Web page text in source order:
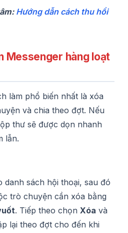
Hướng dẫn cách thu hồi
Messenger hàng loạt
làm phổ biến nhất là xóa
và chia theo đợt. Nếu
thư sẽ được dọn nhanh
lẫn.
danh sách hội thoại, sau đó
trò chuyện cần xóa bằng
. Tiếp theo chọn Xóa và
lại theo đợt cho đến khi